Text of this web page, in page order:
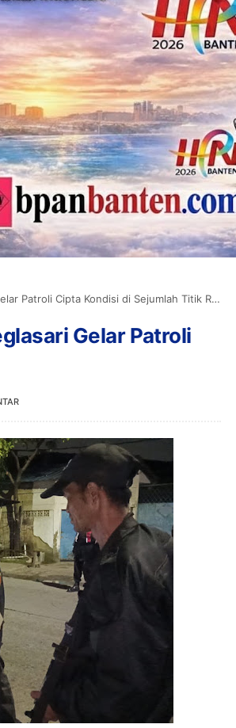
Cipta Kondisi di Sejumlah Titik Rawan
Gelar Patroli